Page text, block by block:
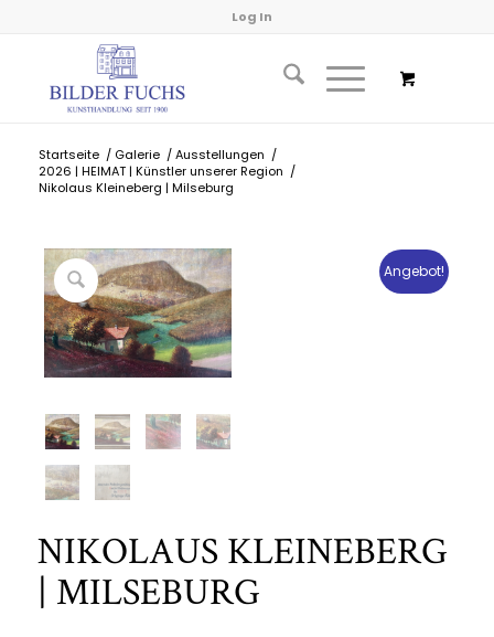
Log In
Startseite / Galerie / Ausstellungen /
2026 | HEIMAT | Künstler unserer Region /
Nikolaus Kleineberg | Milseburg
Angebot!
NIKOLAUS KLEINEBERG
| MILSEBURG